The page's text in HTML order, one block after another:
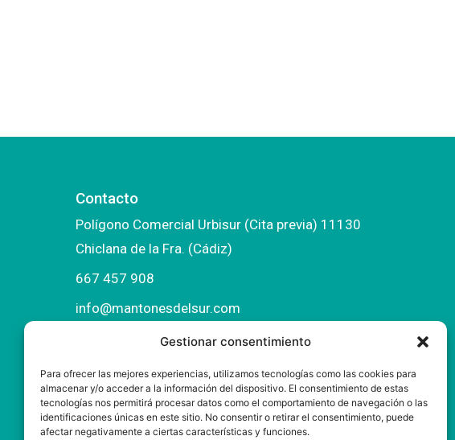
Gestionar consentimiento
Para ofrecer las mejores experiencias, utilizamos tecnologías como las cookies para
almacenar y/o acceder a la información del dispositivo. El consentimiento de estas
tecnologías nos permitirá procesar datos como el comportamiento de navegación o las
identificaciones únicas en este sitio. No consentir o retirar el consentimiento, puede
afectar negativamente a ciertas características y funciones.
Contacto
Polígono Comercial Urbisur (Cita previa) 11130
Chiclana de la Fra. (Cádiz)
667 457 908
info@mantonesdelsur.com
mantonesdelsur@gmail.com